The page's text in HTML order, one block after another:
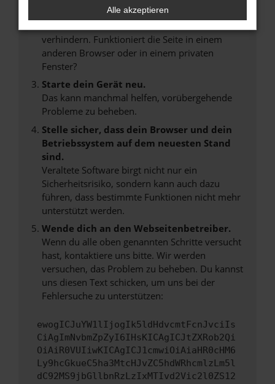
Manche Erweiterungen, wie Werbeblocker,
verhindern. Funktioniert die Seite in einem
anderen Browser oder in einem privaten
Fenster?
Starte dein Gerät neu.
Das kann manchmal helfen, vorübergehende
Probleme zu beheben.
Stelle sicher, dass dein Browser und dein
Betriebssystem auf dem neuesten Stand
sind.
Veraltete Software birgt nicht nur ein
Sicherheitsrisiko, sondern kann auch dazu
führen, dass bestimmte Funktionen nicht mehr
unterstützt werden.
Wende dich an den Webseitenbetreiber.
Wenn du alle oben genannten Schritte versucht
hast, kontaktiere uns bitte. Wir werden
versuchen, das Problem zu beheben. Du kannst
uns diesen Text schicken, um uns bei der
Fehlersuche zu unterstützen:
ewogICJuYW1lIjogIk5ldHdvcmtFcnJvciIs
CiAgImNvbmZpZyI6IHsKICAgICJtZXRob2Qi
OiAiR0VUIiwKICAgICJ1cmwiOiAiaHR0cHM6
Ly9hcGkueC5ha3MtcHJvZC5hdWRhcmlzLm5l
dC92MS9jbGllbnRzLzIxMTIvd2Vic2l0ZS12
Alle akzeptieren